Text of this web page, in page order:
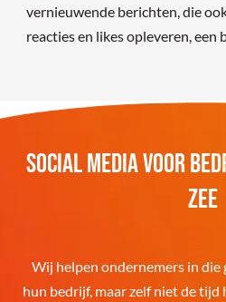
vernieuwende berichten, die
reacties en likes opleveren, een
Social media voor
Zee
Wij helpen ondernemers in die
hun bedrijf, maar zelf niet de tijd